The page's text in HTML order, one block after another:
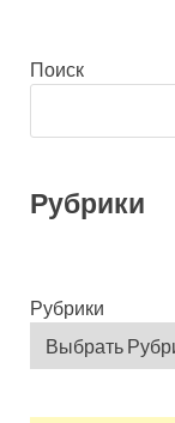
Поиск
Рубрики
Рубрики